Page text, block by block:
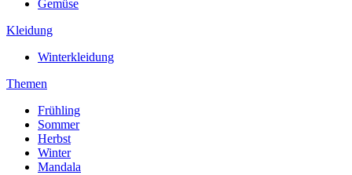
Gemüse
Kleidung
Winterkleidung
Themen
Frühling
Sommer
Herbst
Winter
Mandala